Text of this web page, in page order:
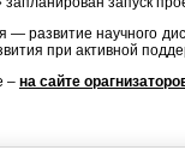
— развитие научного
при активной
– на сайте